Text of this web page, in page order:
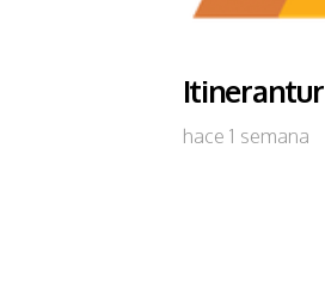
Itinerantur
hace 1 semana